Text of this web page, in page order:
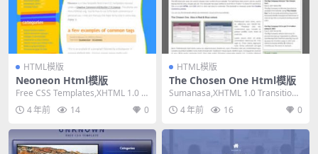
HTML模版
Neoneon Html模版
Free CSS Templates,XHTML 1.0 St
rict,Fixe...
4 年前 14 0
HTML模版
The Chosen One Html模版
Sumanasa,XHTML 1.0 Transitiona
l,Fixed Wi...
4 年前 16 0